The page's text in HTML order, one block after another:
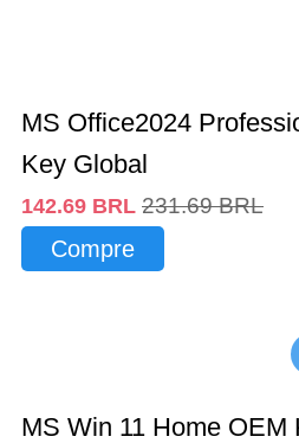
MS Office2024
Key Global
142.69 BRL 231.69 BRL
Compre
MS Win 11 Home OEM